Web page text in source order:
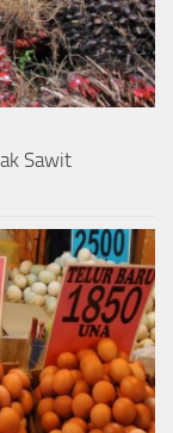
Sawit